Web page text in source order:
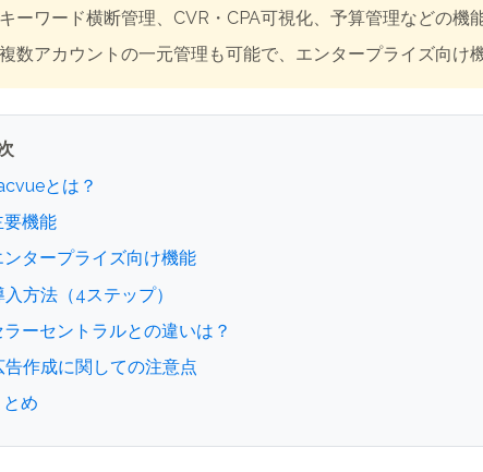
キーワード横断管理、CVR・CPA可視化、予算管理などの機
複数アカウントの一元管理も可能で、エンタープライズ向け
とは？
要機能
ンタープライズ向け機能
入方法（4ステップ）
ラーセントラルとの違いは？
告作成に関しての注意点
とめ